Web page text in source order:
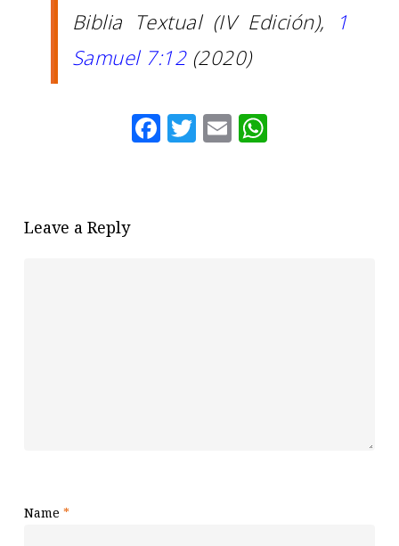
Biblia Textual (IV Edición),
1
Samuel 7:12(2020)
Facebook
Twitter
Email
Leave a Reply
Name *